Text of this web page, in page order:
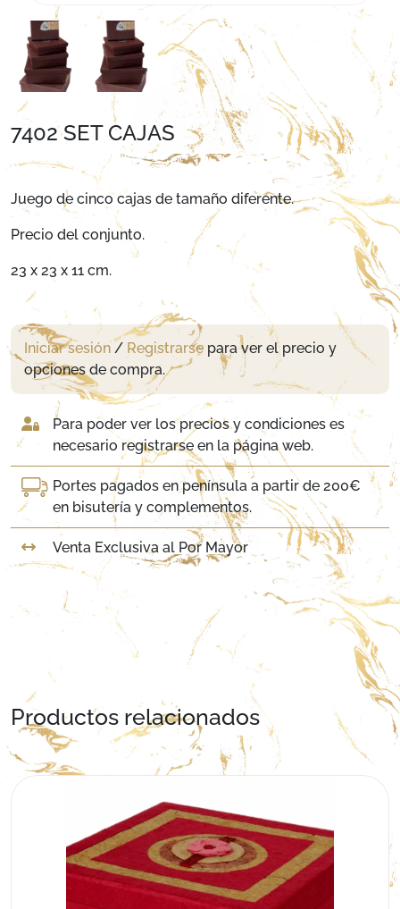
7402 SET CAJAS
Juego de cinco cajas de tamaño diferente.
Precio del conjunto.
23 x 23 x 11 cm.
Iniciar sesión/ Registrarse para ver el precio y
opciones de compra.
Para poder ver los precios y condiciones es
necesario registrarse en la página web.
Portes pagados en península a partir de 200€
en bisutería y complementos.
Venta Exclusiva al Por Mayor
Productos relacionados